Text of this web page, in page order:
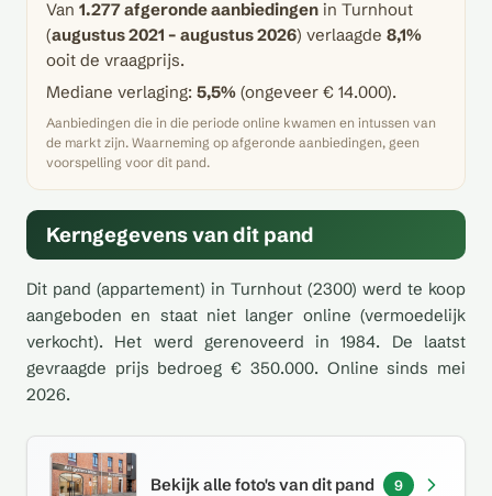
Van 1.277 afgeronde aanbiedingen in Turnhout
(augustus 2021 – augustus 2026) verlaagde 8,1%
ooit de vraagprijs.
Mediane verlaging: 5,5% (ongeveer € 14.000).
Aanbiedingen die in die periode online kwamen en intussen van
de markt zijn. Waarneming op afgeronde aanbiedingen, geen
voorspelling voor dit pand.
Kerngegevens van dit pand
Dit pand (appartement) in Turnhout (2300) werd te koop
aangeboden en staat niet langer online (vermoedelijk
verkocht). Het werd gerenoveerd in 1984. De laatst
gevraagde prijs bedroeg € 350.000. Online sinds mei
2026.
Bekijk alle foto's van dit pand 9